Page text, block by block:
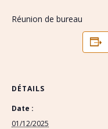
Réunion de bureau
DÉTAILS
Date :
01/12/2025